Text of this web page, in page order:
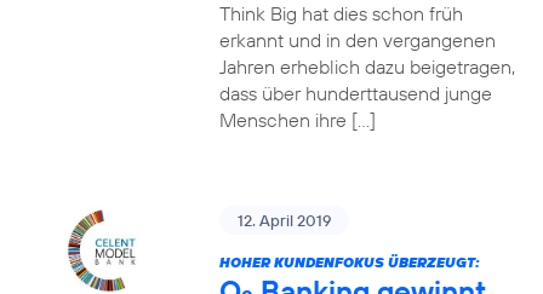
Think Big hat dies schon früh
erkannt und in den vergangenen
Jahren erheblich dazu beigetragen,
dass über hunderttausend junge
Menschen ihre […]
12. April 2019
HOHER KUNDENFOKUS ÜBERZEUGT: